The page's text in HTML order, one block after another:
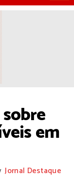
em
Jornal Destaque